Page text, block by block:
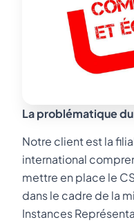
La problématique
Notre client est la
international
mettre en place le
dans le cadre de la
Instances